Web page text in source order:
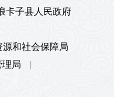
卡子县人民政府
源和社会保障局
理局
|